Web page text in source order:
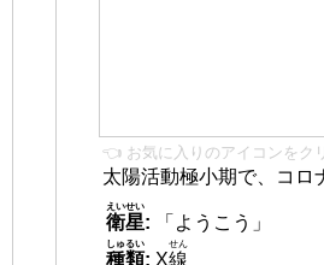
👈 お気に入りのアイコンをク
太陽活動極小期で、コロ
衛星
えいせい
:
「ようこう」
種類
しゅるい
: X線
せん